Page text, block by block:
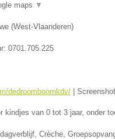
maps ▼
(West-Vlaanderen)
0701.705.225
dedroomboomkdv/| Screenshot
kindjes van 0 tot 3 jaar, onder
Crèche,